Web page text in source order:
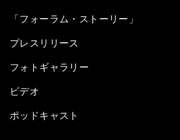
「フォーラム・ストーリー」
プレスリリース
フォトギャラリー
ビデオ
ポッドキャスト